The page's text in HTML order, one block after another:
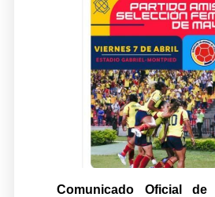
Comunicado Oficial de